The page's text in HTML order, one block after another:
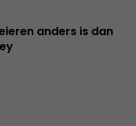
anders is dan